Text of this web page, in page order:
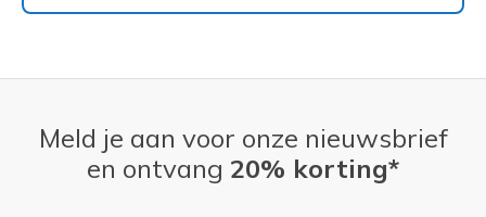
Meld je aan voor onze nieuwsbrief
en ontvang 20% korting*